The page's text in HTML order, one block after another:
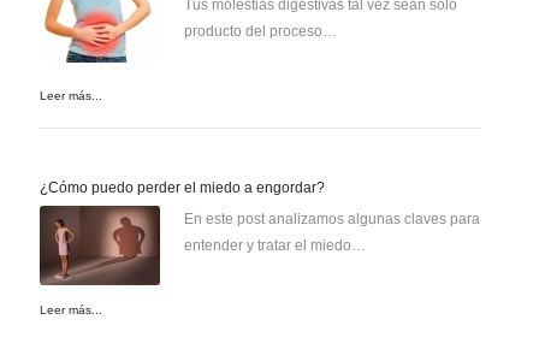
Tus molestias digestivas tal vez sean sólo
producto del proceso…
Leer más...
¿Cómo puedo perder el miedo a engordar?
En este post analizamos algunas claves para
entender y tratar el miedo…
Leer más...